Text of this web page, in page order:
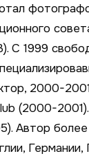
С 1999
2000-
(2000-
Автор